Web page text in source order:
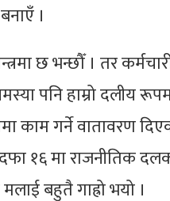
।
छ भन्छौँ । तर
पनि हाम्रो दलीय
काम गर्ने वातावरण
१६ मा राजनीतिक
बहुतै गाह्रो भयो ।